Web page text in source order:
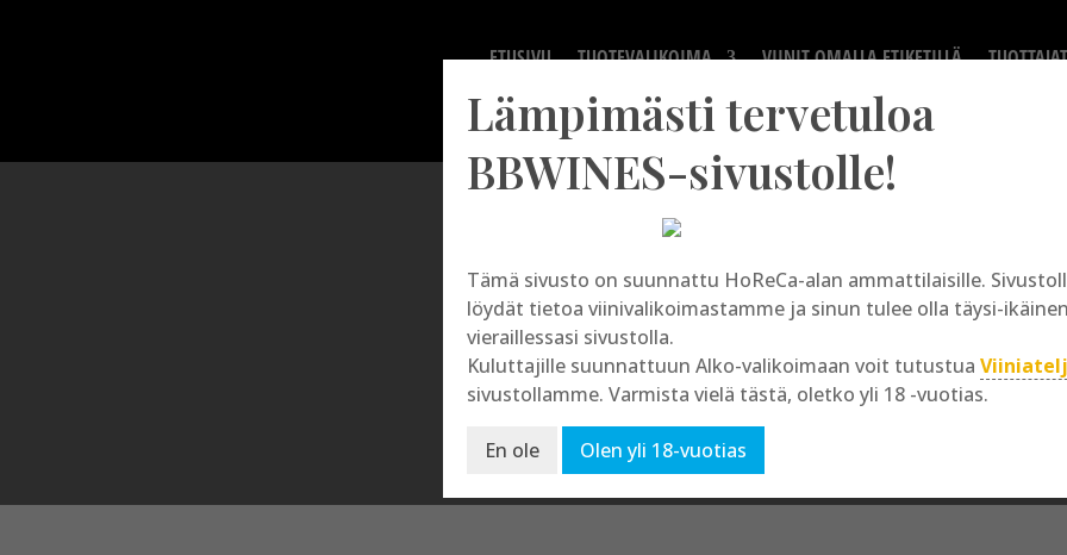
ETUSIVU TUOTEVALIKOIMA VIINIT OMALLA ETIKETILLÄ TUOTTAJAT
Château Crabitey
Lämpimästi tervetuloa
BBWINES-sivustolle!
Tämä sivusto on suunnattu HoReCa-alan ammattilaisille.
löydät tietoa viinivalikoimastamme ja sinun tulee olla täysi-ikäinen
vieraillessasi sivustolla.
Kuluttajille suunnattuun Alko-valikoimaan voit tutustua
sivustollamme. Varmista vielä tästä, oletko yli 18 -vuotias.
En ole Olen yli 18-vuotias